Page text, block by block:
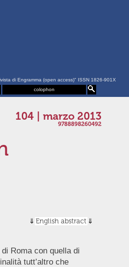
di Engramma (open access)" ISSN 1826-901X
colophon
104 | marzo 2013
9788898260492
English abstract
Roma con quella di
tutt’altro che